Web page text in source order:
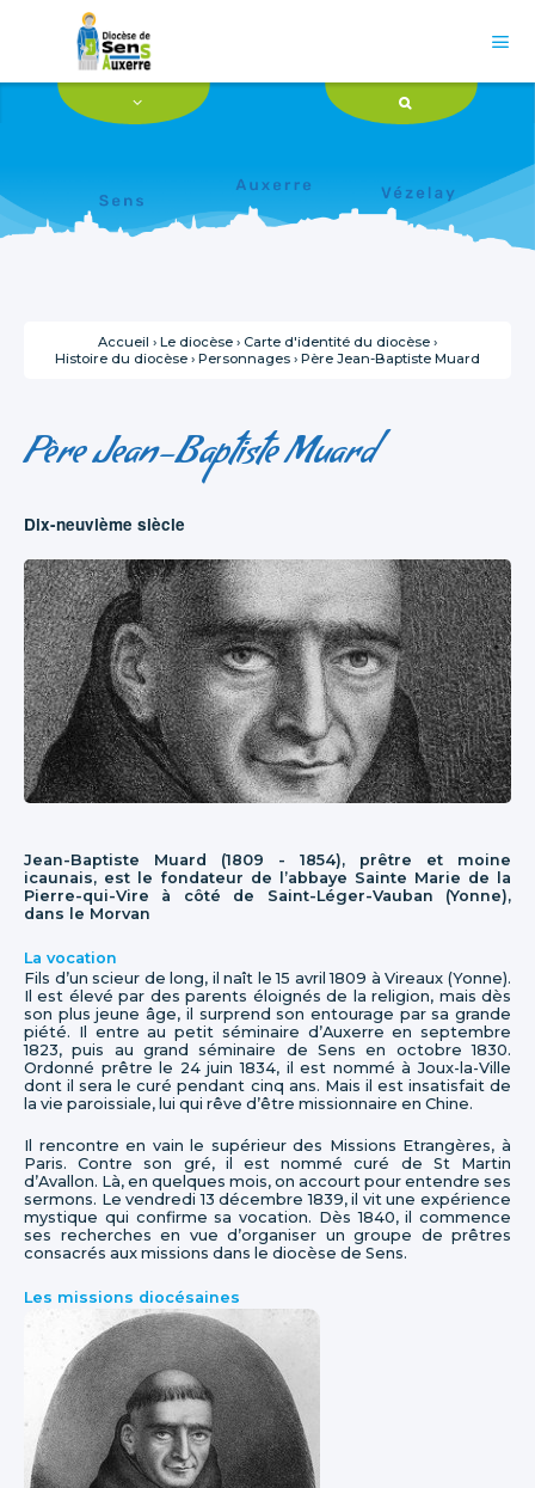
navigation

Accueil › Le diocèse › Carte d'identité du diocèse ›
Histoire du diocèse › Personnages › Père Jean-Baptiste Muard
Père Jean-Baptiste Muard
Dix-neuvième siècle
Jean-Baptiste Muard (1809 - 1854), prêtre et moine
icaunais, est le fondateur de l’abbaye Sainte Marie de la
Pierre-qui-Vire à côté de Saint-Léger-Vauban (Yonne),
dans le Morvan
La vocation
Fils d’un scieur de long, il naît le 15 avril 1809 à Vireaux (Yonne).
Il est élevé par des parents éloignés de la religion, mais dès
son plus jeune âge, il surprend son entourage par sa grande
piété. Il entre au petit séminaire d’Auxerre en septembre
1823, puis au grand séminaire de Sens en octobre 1830.
Ordonné prêtre le 24 juin 1834, il est nommé à Joux-la-Ville
dont il sera le curé pendant cinq ans. Mais il est insatisfait de
la vie paroissiale, lui qui rêve d’être missionnaire en Chine.
Il rencontre en vain le supérieur des Missions Etrangères, à
Paris. Contre son gré, il est nommé curé de St Martin
d’Avallon. Là, en quelques mois, on accourt pour entendre ses
sermons. Le vendredi 13 décembre 1839, il vit une expérience
mystique qui confirme sa vocation. Dès 1840, il commence
ses recherches en vue d’organiser un groupe de prêtres
consacrés aux missions dans le diocèse de Sens.
Les missions diocésaines